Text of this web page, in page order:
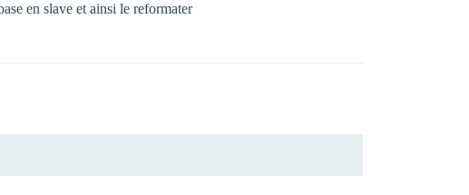
en slave et ainsi le reformater